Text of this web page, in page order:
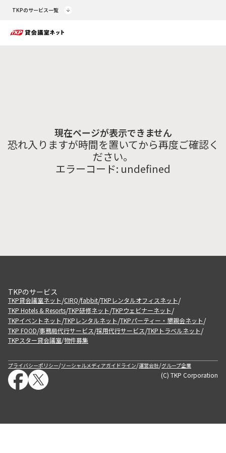
TKPのサービス一覧
現在ページが表示できません
恐れ入りますが時間を置いてから再度ご確認く
ださい。
エラーコード: undefined
TKPのサービス
TKP貸会議室ネット/CIRQ/fabbit/TKPレンタルオフィスネット/
TKP Hotels & Resorts/TKP研修ネット/TKPウェビナーネット/
TKPイベントネット/TKPレンタルネット/TKPパーティー・懇親会ネット/
TKP FOOD/事務局代行サービス/採用代行サービス/TKPトラベルネット/
TKPスター貸会議室/物件募集
プライバシーポリシー/ソーシャルメディアガイドライン/運営会社/グループ企業
(C) TKP Corporation